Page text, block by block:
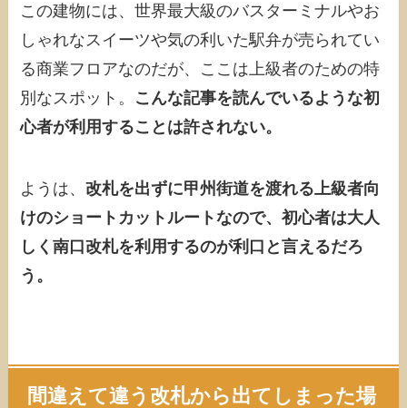
この建物には、世界最大級のバスターミナルやお
しゃれなスイーツや気の利いた駅弁が売られてい
る商業フロアなのだが、ここは上級者のための特
別なスポット。 こんな記事を読んでいるような初
心者が利用することは許されない。
ようは、改札を出ずに甲州街道を渡れる上級者向
けのショートカットルートなので、初心者は大人
しく南口改札を利用するのが利口と言えるだろ
う。
間違えて違う改札から出てしまった場